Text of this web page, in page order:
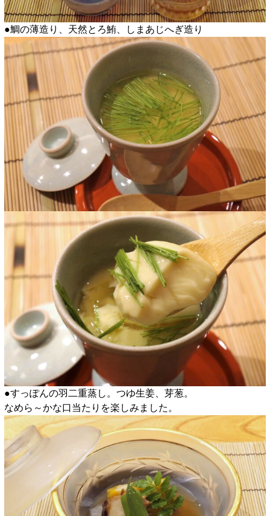
●鯛の薄造り、天然とろ鮪、しまあじへぎ造り
●すっぽんの羽二重蒸し。つゆ生姜、芽葱。
なめら～かな口当たりを楽しみました。